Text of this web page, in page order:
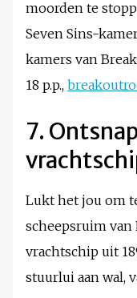
moorden te
Seven Sins-
kamers van
18 p.p.,
7.
Lukt het jou om
scheepsruim
vrachtschip uit
stuurlui aan wal,